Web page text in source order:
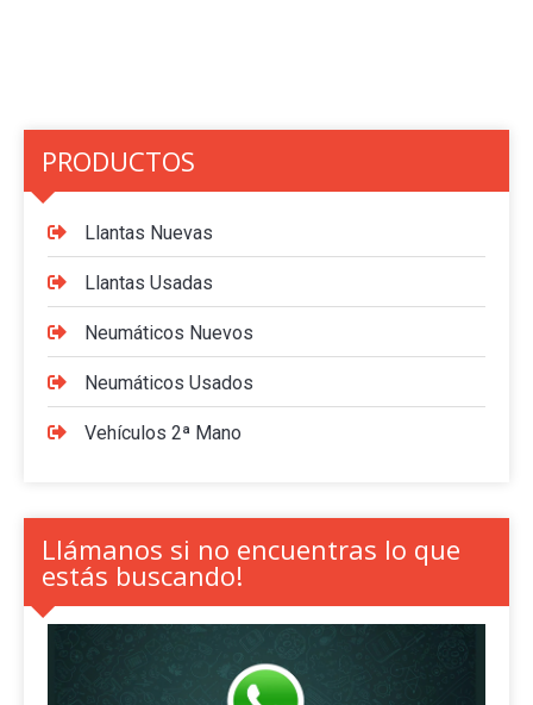
PRODUCTOS
Llantas Nuevas
Llantas Usadas
Neumáticos Nuevos
Neumáticos Usados
Vehículos 2ª Mano
Llámanos si no encuentras lo que
estás buscando!